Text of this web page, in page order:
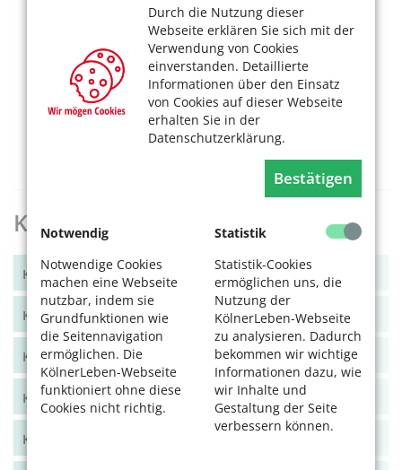
Durch die Nutzung dieser
Webseite erklären Sie sich mit der
Verwendung von Cookies
einverstanden. Detaillierte
Informationen über den Einsatz
von Cookies auf dieser Webseite
erhalten Sie in der
Datenschutzerklärung.
Bestätigen
Notwendig
Notwendige Cookies
machen eine Webseite
nutzbar, indem sie
Grundfunktionen wie
die Seitennavigation
ermöglichen. Die
KölnerLeben-Webseite
funktioniert ohne diese
Cookies nicht richtig.
Statistik
Statistik-Cookies
ermöglichen uns, die
Nutzung der
KölnerLeben-Webseite
zu analysieren. Dadurch
bekommen wir wichtige
Informationen dazu, wie
wir Inhalte und
Gestaltung der Seite
verbessern können.
MI DO FR SA
4 5 6 7 8
11 12 13 14 15
17
18 19 20 21
26 27 28
KölnerLeben Archiv
KölnerLeben Winter 2025
KölnerLeben Sommer 2025
KölnerLeben Frühjahr 2025
KölnerLeben Winter 2024/25
KölnerLeben Herbst 2024